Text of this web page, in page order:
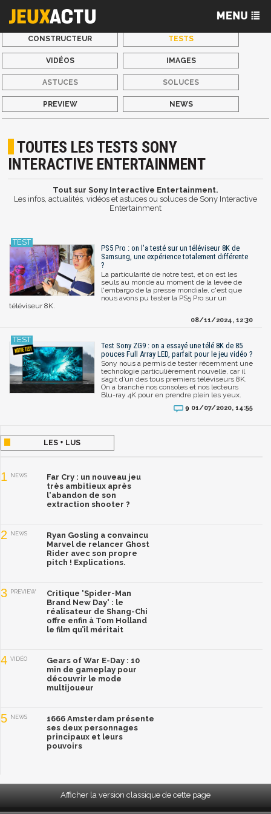
CONSTRUCTEUR TESTS
VIDÉOS IMAGES
ASTUCES SOLUCES
PREVIEW NEWS
TOUTES LES TESTS SONY
INTERACTIVE ENTERTAINMENT
Tout sur Sony Interactive Entertainment.
Les infos, actualités, vidéos et astuces ou soluces de Sony Interactive
Entertainment
PS5 Pro : on l'a testé sur un téléviseur 8K de
Samsung, une expérience totalement différente
?
La particularité de notre test, et on est les
seuls au monde au moment de la levée de
l'embargo de la presse mondiale, c'est que
nous avons pu tester la PS5 Pro sur un
téléviseur 8K.
08/11/2024, 12:30
Test Sony ZG9 : on a essayé une télé 8K de 85
pouces Full Array LED, parfait pour le jeu vidéo ?
Sony nous a permis de tester récemment une
technologie particulièrement nouvelle, car il
s’agit d’un des tous premiers téléviseurs 8K.
On a branché nos consoles et nos lecteurs
Blu-ray 4K pour en prendre plein les yeux.
9 01/07/2020, 14:55
LES + LUS
1 NEWS
Far Cry : un nouveau jeu
très ambitieux après
l'abandon de son
extraction shooter ?
2 NEWS
Ryan Gosling a convaincu
Marvel de relancer Ghost
Rider avec son propre
pitch ! Explications.
3 PREVIEW
Critique 'Spider-Man
Brand New Day' : le
réalisateur de Shang-Chi
offre enfin à Tom Holland
le film qu’il méritait
4 VIDÉO
Gears of War E-Day : 10
min de gameplay pour
découvrir le mode
multijoueur
5 NEWS
1666 Amsterdam présente
ses deux personnages
principaux et leurs
pouvoirs
Afficher la version classique de cette page